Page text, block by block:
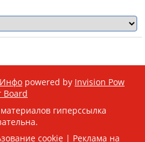
powered by Invision Pow
Board
гиперссылка
cookie| Реклама на